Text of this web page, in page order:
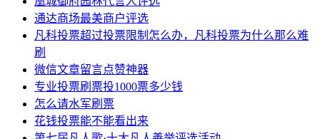
通达商场最美商户评选
凡科投票超过投票限制怎么办，凡科投票为什么那么难
刷
微信文章留言点赞神器
专业投票刷票投1000票多少钱
怎么请水军刷票
花钱投票能不能看出来